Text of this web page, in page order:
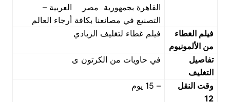
القاهرة بجمهورية مصر العربية –
التصنيع في مصانعنا بكافة أرجاء العالم
فيلم الغطاء
من الألمونيوم
فيلم غطاء لتغليف الزبادي
تفاصيل
التغليف
في حاويات من الكرتون ى
وقت النقل
12
– 15 يوم